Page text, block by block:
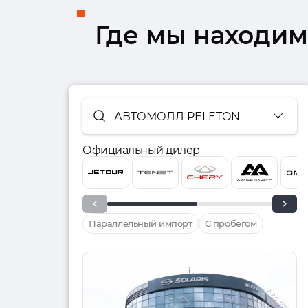
Где мы
АВТОМОЛЛ PELETON
Официальный дилер
Параллельный импорт С пробегом